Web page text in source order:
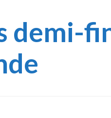
demi-